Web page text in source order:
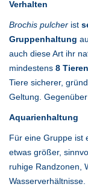
Verhalten
Brochis pulcher ist
Gruppenhaltung
auch diese Art ihr
mindestens 8 Tieren
Tiere sicherer,
Geltung.
Aquarienhaltung
Für eine Gruppe ist
etwas größer,
ruhige Randzonen,